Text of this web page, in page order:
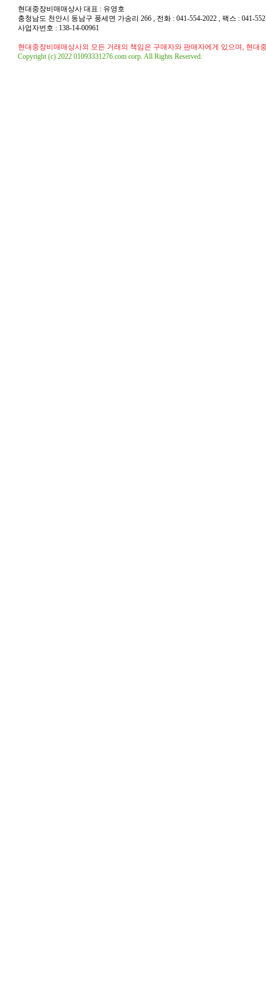
현대중장비매매상사 대표 : 유영호
충청남도 천안시 동남구 풍세면 가송리 266 , 전화 : 041-554-2022 , 팩스 : 041-
사업자번호 : 138-14-00961
현대중장비매매상사외 모든 거래의 책임은 구매자와 판매자에게 있으며, 현대
Copyright (c) 2022 01093331276.com corp. All Rights Reserved.